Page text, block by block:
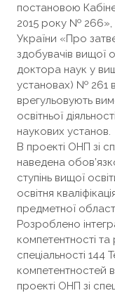
постановою
2015 року № 266»,
України «Про
здобувачів вищої
доктора наук у
установах) № 261
врегульовують
освітньої
наукових установ.
В проекті ОНП зі
наведена
ступінь вищої
освітня
предметної
Розроблено
компетентності
спеціальності 144
компетентностей
проекті ОНП зі